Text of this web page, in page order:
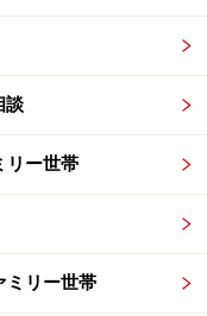
タ
や予算外のものに使
は、管理費・修繕積
談
リー世帯
ミリー世帯